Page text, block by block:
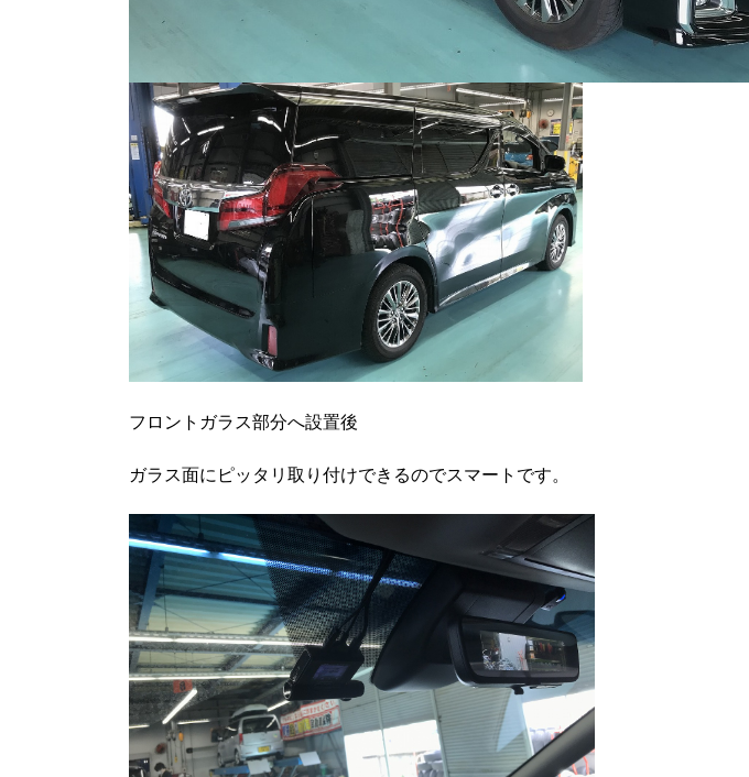
フロントガラス部分へ設置後
ガラス面にピッタリ取り付けできるのでスマートです。